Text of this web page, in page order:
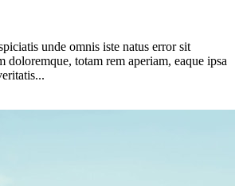
unde omnis iste natus error sit
doloremque, totam rem aperiam, eaque ipsa